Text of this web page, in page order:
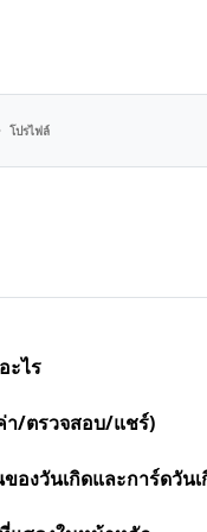
โปรไฟล์
ะไร
า/ตรวจสอบ/แชร์)
องวันเกิดและการ์ดวัน